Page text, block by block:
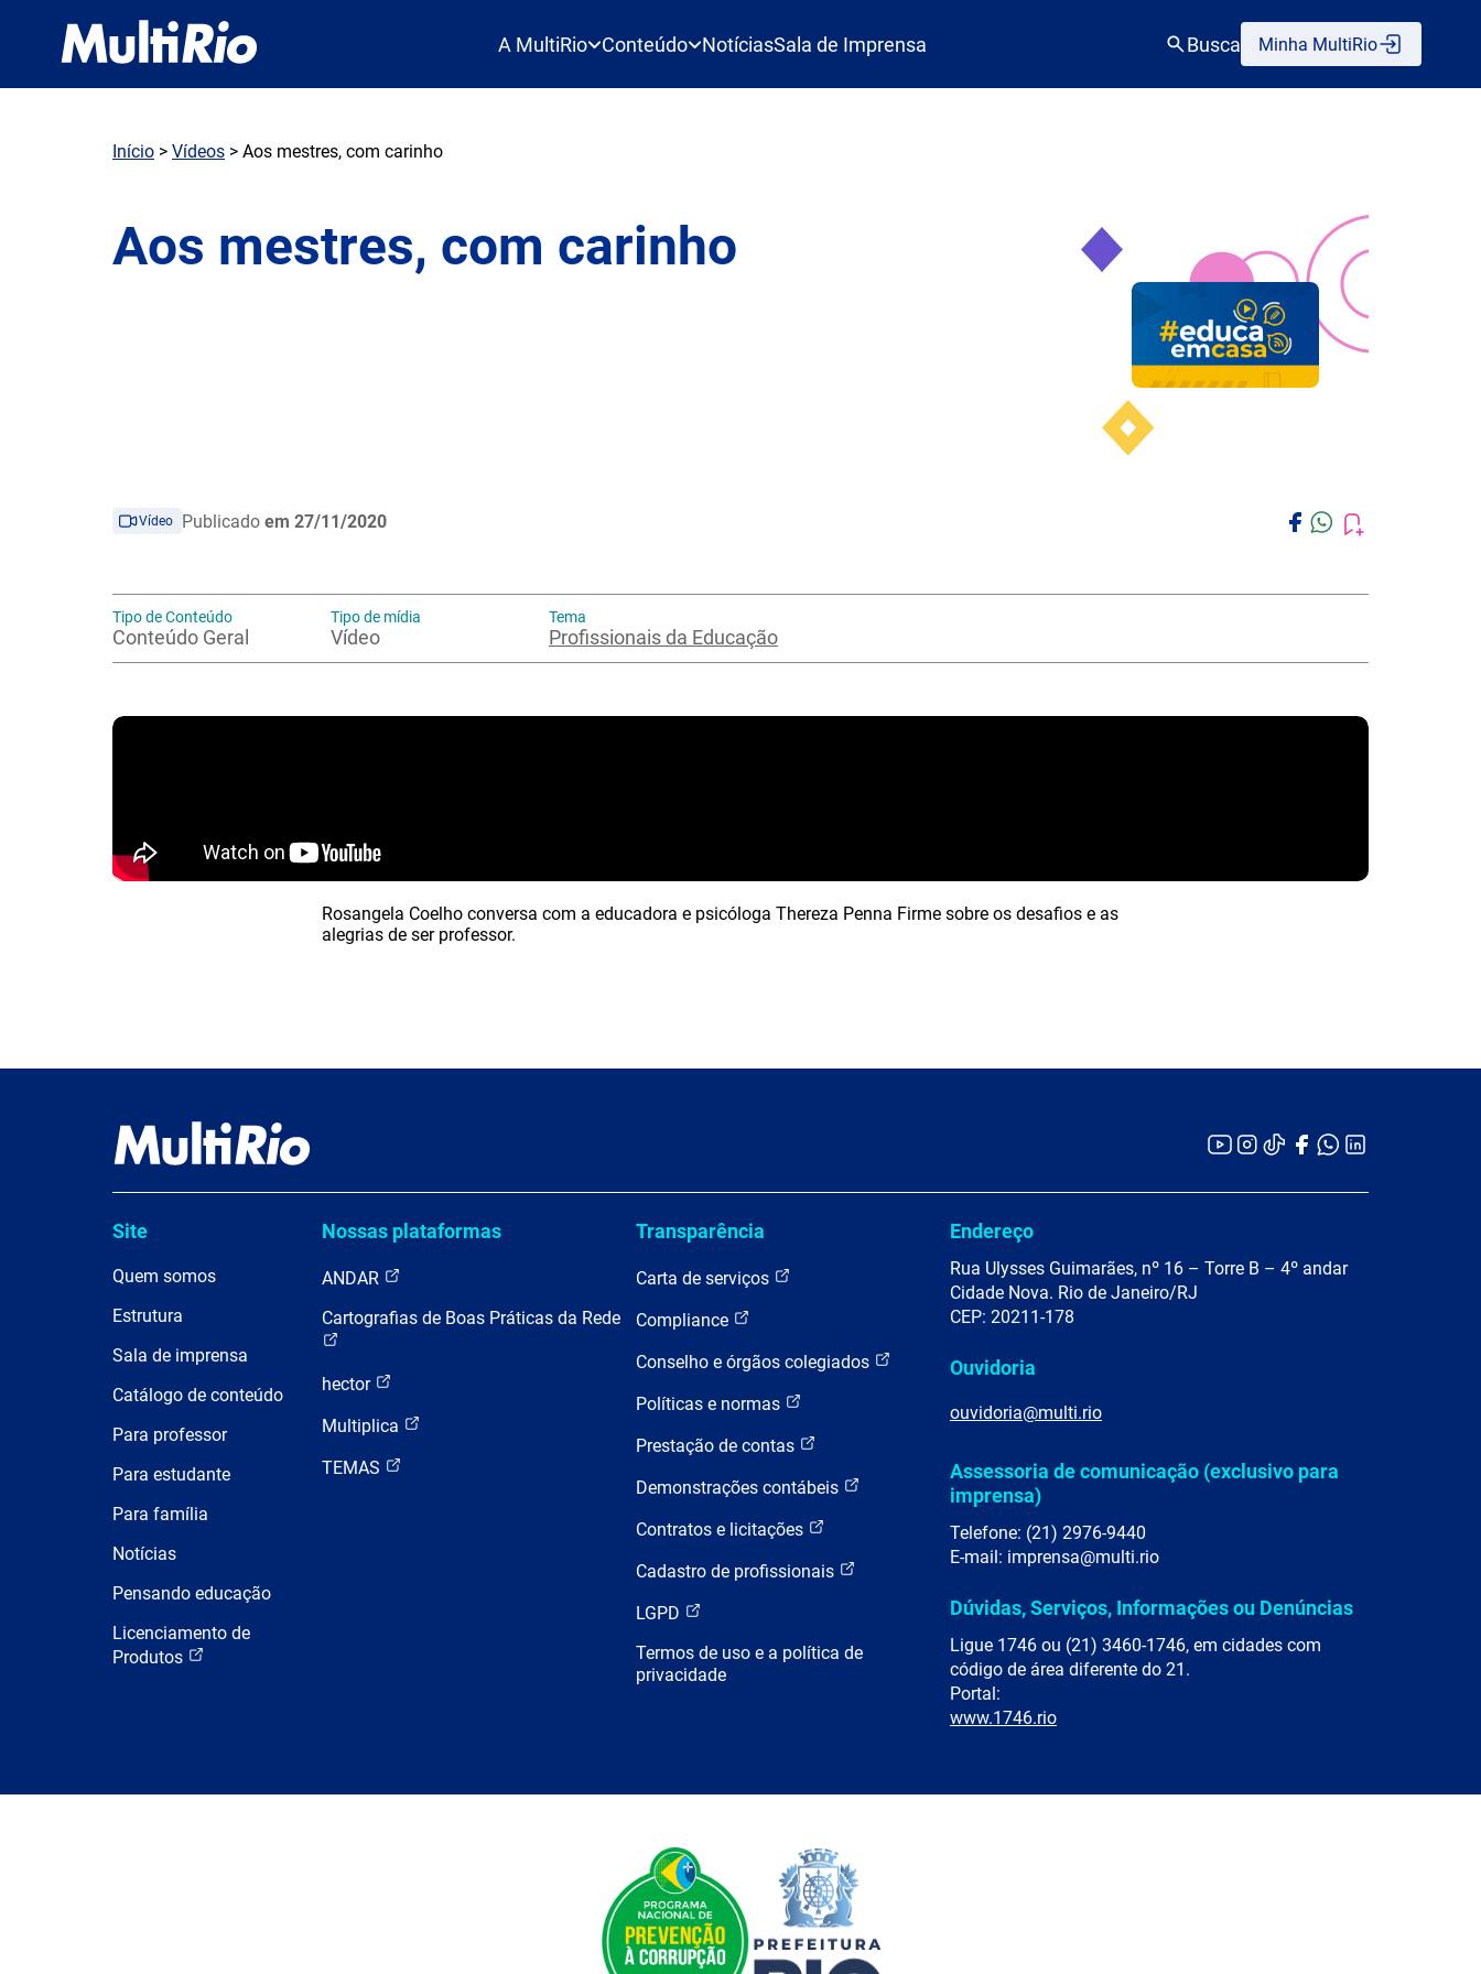
A MultiRio Conteúdo NotíciasSala de Imprensa Busca Minha MultiRio
Início > Vídeos > Aos mestres, com carinho
Aos mestres, com carinho
Vídeo Publicado em 27/11/2020
Tipo de Conteúdo
Conteúdo Geral
Tipo de mídia
Vídeo
Tema
Profissionais da Educação
Rosangela Coelho conversa com a educadora e psicóloga Thereza Penna Firme sobre os desafios e as
alegrias de ser professor.
Site
Quem somos
Estrutura
Sala de imprensa
Catálogo de conteúdo
Para professor
Para estudante
Para família
Notícias
Pensando educação
Licenciamento de
Produtos
Nossas plataformas
ANDAR
Cartografias de Boas Práticas da Rede
hector
Multiplica
TEMAS
Transparência
Carta de serviços
Compliance
Conselho e órgãos colegiados
Políticas e normas
Prestação de contas
Demonstrações contábeis
Contratos e licitações
Cadastro de profissionais
LGPD
Termos de uso e a política de
privacidade
Endereço
Rua Ulysses Guimarães, nº 16 – Torre B – 4º andar
Cidade Nova. Rio de Janeiro/RJ
CEP: 20211-178
Ouvidoria
ouvidoria@multi.rio
Assessoria de comunicação (exclusivo para
imprensa)
Telefone: (21) 2976-9440
E-mail: imprensa@multi.rio
Dúvidas, Serviços, Informações ou Denúncias
Ligue 1746 ou (21) 3460-1746, em cidades com
código de área diferente do 21.
Portal:
www.1746.rio